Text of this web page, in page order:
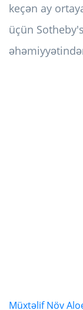
keçən ay
üçün
Müxtəlif Növ